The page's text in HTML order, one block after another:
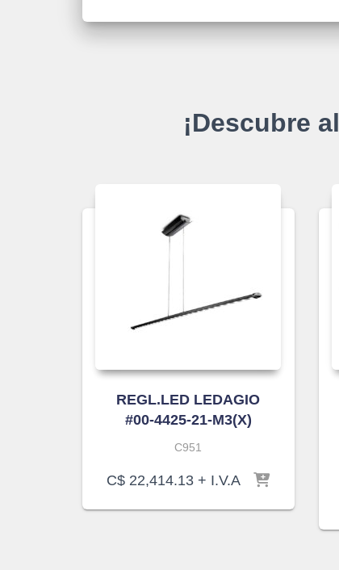
¡Descubre
REGL.LED LEDAGIO
#00-4425-21-M3(X)
C951
C$ 22,414.13 + I.V.A